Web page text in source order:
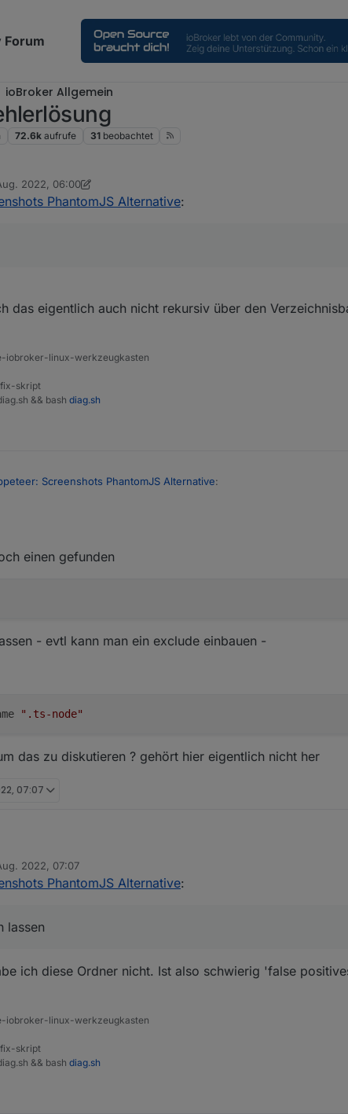
Forum
ioBroker Allgemein
72.6k aufrufe 31 beobachtet
2022, 06:00
Thomas Braun
PhantomJS Alternative:
das eigentlich auch nicht rekursiv über den
iobroker-linux-werkzeugkasten
skript
&& bash diag.sh
Screenshots PhantomJS Alternative:
einen gefunden
- evtl kann man ein exclude einbauen -
".ts-node"
das zu diskutieren ? gehört hier eigentlich nicht her
07:07
noch einen gefunden
lassen - evtl kann man ein exclude einbauen -
dafür um das zu diskutieren ? gehört hier eigentlich nicht her
2022, 07:07
PhantomJS Alternative:
lassen
ich diese Ordner nicht. Ist also schwierig 'false
iobroker-linux-werkzeugkasten
skript
&& bash diag.sh